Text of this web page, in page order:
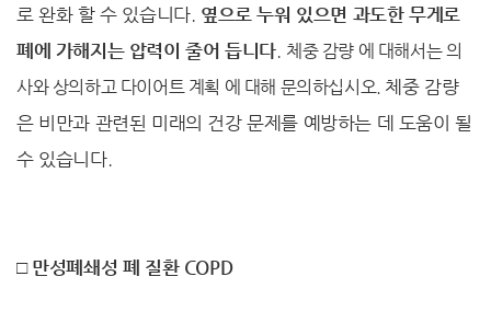
로 완화 할 수 있습니다. 옆으로 누워 있으면 과도한 무게로
폐에 가해지는 압력이 줄어 듭니다. 체중 감량 에 대해서는 의
사와 상의하고 다이어트 계획 에 대해 문의하십시오. 체중 감량
은 비만과 관련된 미래의 건강 문제를 예방하는 데 도움이 될
수 있습니다.
□ 만성폐쇄성 폐 질환 COPD